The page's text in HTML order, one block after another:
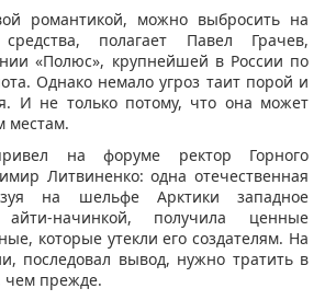
романтикой, можно выбросить на
полагает Павел Грачев,
«Полюс», крупнейшей в России по
Однако немало угроз таит порой и
И не только потому, что она может
местам.
на форуме ректор Горного
Литвиненко: одна отечественная
на шельфе Арктики западное
начинкой, получила ценные
которые утекли его создателям. На
последовал вывод, нужно тратить в
чем прежде.